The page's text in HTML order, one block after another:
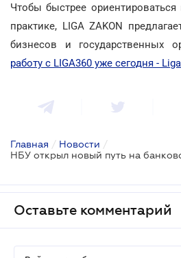
Чтобы быстрее
практике, LIGA ZAKON
бизнесов и государственных
работу с LIGA360 уже сегодня -
Главная / Новости /
Оставьте комментарий